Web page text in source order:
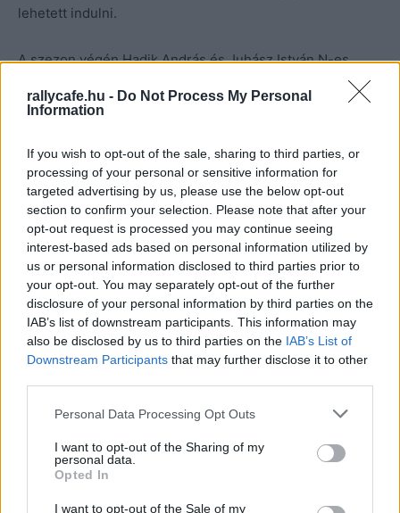
rallycafe.hu - Do Not Process My Personal
Information
If you wish to opt-out of the sale, sharing to third parties, or
processing of your personal or sensitive information for
targeted advertising by us, please use the below opt-out
section to confirm your selection. Please note that after your
opt-out request is processed you may continue seeing
interest-based ads based on personal information utilized by
us or personal information disclosed to third parties prior to
your opt-out. You may separately opt-out of the further
disclosure of your personal information by third parties on the
IAB’s list of downstream participants. This information may
also be disclosed by us to third parties on the IAB’s List of
Downstream Participants that may further disclose it to other
Please note that this website/app uses one or more Google
not limited to your visit or usage behaviour. You may click to
grant or deny consent to Google and its third-party tags to
use your data for below specified purposes in below Google
consent section.
Personal Data Processing Opt Outs
I want to opt-out of the Sharing of my
personal data.
Opted In
I want to opt-out of the Sale of my
lehetett indulni.
A szezon végén Hadik András és Juhász István N-es
Baranyai László Subaru Impreza WRC-vel a NYRB
Herczig Norbert számára így 2015-ben érkezett el a
pillanat, amikor az első ORB-bajnoki címét is szerezhette
A 10 évvel ezelőtti szezon során Herczigék fantasztikus
évet teljesítettek, hét futamból négyet tudtak megnyerni,